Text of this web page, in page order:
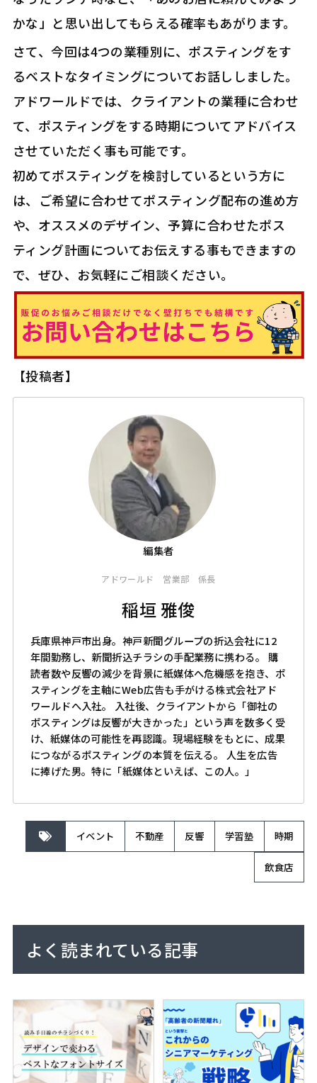
かな」と思い出してもらえる確率もあがります。
さて、今回は4つの業種別に、ポスティングをす
るベストなタイミングについてお話ししました。
アドワールドでは、クライアントの業種に合わせ
て、ポスティングをする時期についてアドバイス
させていただく事も可能です。
初めてポスティングを検討しているという方に
は、ご希望に合わせてポスティング配布の進め方
や、オススメのデザイン、予算に合わせたポス
ティング計画についてお伝えする事もできますの
で、ぜひ、お気軽にご相談ください。
【投稿者】
アドワールド 営業部 係長
稲垣 雅俊
兵庫県神戸市出身。神戸新聞グループの折込会社に12
年間勤務し、新聞折込チラシの手配業務に携わる。 購
読者数や反響の減少を背景に紙媒体へ危機感を抱き、ポ
スティングを主軸にWeb広告も手がける株式会社アド
ワールドへ入社。 入社後、クライアントから「御社の
ポスティングは反響が大きかった」という声を数多く受
け、紙媒体の可能性を再認識。現場経験をもとに、成果
につながるポスティングの本質を伝える。 人生を広告
に捧げた男。特に「紙媒体といえば、この人。」
イベント 不動産 反響 学習塾 時期
飲食店
よく読まれている記事